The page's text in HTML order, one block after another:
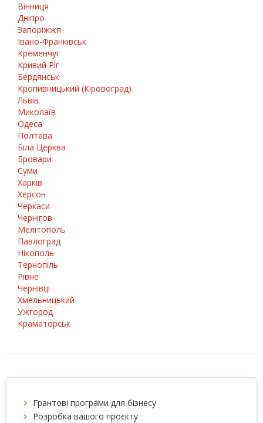
Вінниця
Дніпро
Запоріжжя
Івано-Франківськ
Кременчуг
Кривий Ріг
Бердянськ
Кропивницький (Кіровоград)
Львів
Миколаїв
Одеса
Полтава
Біла Церква
Бровари
Суми
Харків
Херсон
Черкаси
Чернігов
Мелітополь
Павлоград
Нікополь
Тернопіль
Рівне
Чернівці
Хмельницький
Ужгород
Краматорськ
Грантові програми для бізнесу
Розробка вашого проєкту